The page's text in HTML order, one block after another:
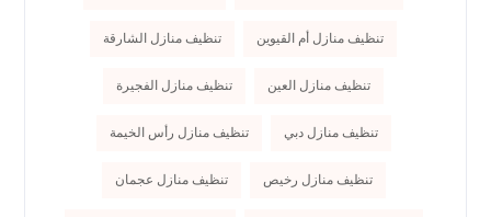
تنظيف منازل أم القيوين تنظيف منازل الشارقة
تنظيف منازل العين تنظيف منازل الفجيرة
تنظيف منازل دبي تنظيف منازل رأس الخيمة
تنظيف منازل رخيص تنظيف منازل عجمان